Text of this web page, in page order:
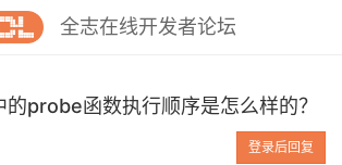
全志在线开发者论坛
probe函数执行顺序是怎么样的？
登录后回复